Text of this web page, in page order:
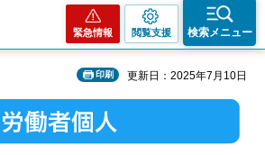
緊急情報 閲覧支援 検索メニュー
印刷 更新日：2025年7月10日